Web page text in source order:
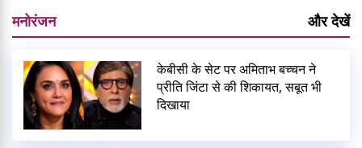
मनोरंजन और देखें
केबीसी के सेट पर अमिताभ बच्चन ने
प्रीति जिंटा से की शिकायत, सबूत भी
दिखाया